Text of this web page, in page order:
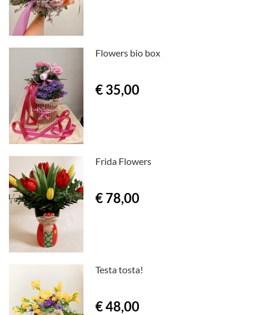
Flowers bio box
€ 35,00
Frida Flowers
€ 78,00
Testa tosta!
€ 48,00